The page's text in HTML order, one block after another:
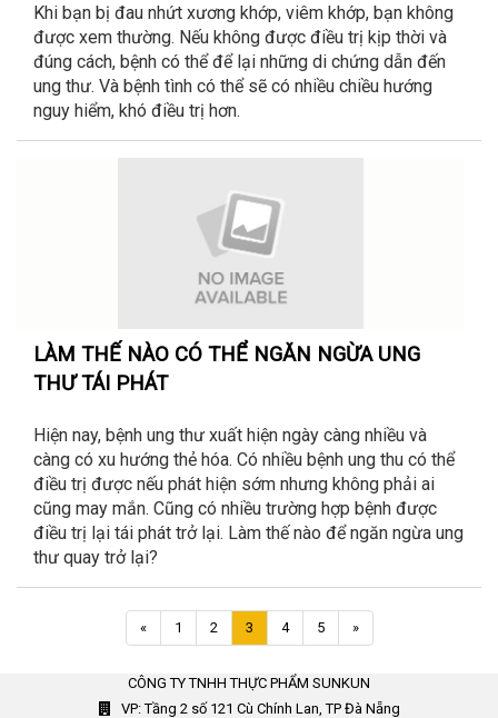
Khi bạn bị đau nhứt xương khớp, viêm khớp, bạn không
được xem thường. Nếu không được điều trị kịp thời và
đúng cách, bệnh có thể để lại những di chứng dẫn đến
ung thư. Và bệnh tình có thể sẽ có nhiều chiều hướng
nguy hiểm, khó điều trị hơn.
LÀM THẾ NÀO CÓ THỂ NGĂN NGỪA UNG
THƯ TÁI PHÁT
Hiện nay, bệnh ung thư xuất hiện ngày càng nhiều và
càng có xu hướng thẻ hóa. Có nhiều bệnh ung thu có thể
điều trị được nếu phát hiện sớm nhưng không phải ai
cũng may mắn. Cũng có nhiều trường hợp bệnh được
điều trị lại tái phát trở lại. Làm thế nào để ngăn ngừa ung
thư quay trở lại?
«Trang
trước
1 2 3 4 5 »Trang
kế
CÔNG TY TNHH THỰC PHẨM SUNKUN
VP: Tầng 2 số 121 Cù Chính Lan, TP Đà Nẵng